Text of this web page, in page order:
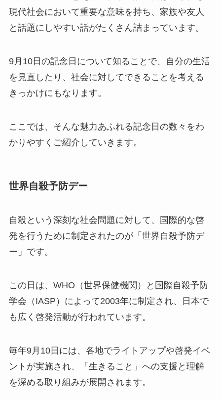
現代社会において重要な意味を持ち、家族や友人
と話題にしやすい話がたくさん詰まっています。
9月10日の記念日について知ることで、自分の生活
を見直したり、社会に対してできることを考える
きっかけにもなります。
ここでは、そんな魅力あふれる記念日の数々をわ
かりやすくご紹介していきます。
世界自殺予防デー
自殺という深刻な社会問題に対して、国際的な啓
発を行うために制定されたのが「世界自殺予防デ
ー」です。
この日は、WHO（世界保健機関）と国際自殺予防
学会（IASP）によって2003年に制定され、日本で
も広く啓発活動が行われています。
毎年9月10日には、各地でライトアップや啓発イベ
ントが実施され、「生きること」への支援と理解
を深める取り組みが展開されます。